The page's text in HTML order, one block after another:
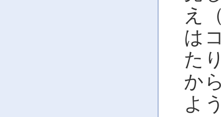
え
は
た
か
よ